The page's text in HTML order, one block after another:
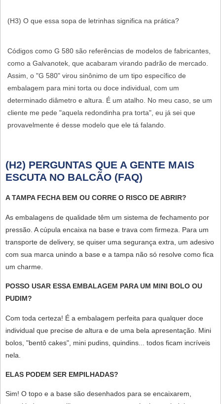
(H3) O que essa sopa de letrinhas significa na prática?
Códigos como G 580 são referências de modelos de fabricantes,
como a Galvanotek, que acabaram virando padrão de mercado.
Assim, o "G 580" virou sinônimo de um tipo específico de
embalagem para mini torta ou doce individual, com um
determinado diâmetro e altura. É um atalho. No meu caso, se um
cliente me pede "aquela redondinha pra torta", eu já sei que
provavelmente é desse modelo que ele tá falando.
(H2) PERGUNTAS QUE A GENTE MAIS
ESCUTA NO BALCÃO (FAQ)
A TAMPA FECHA BEM OU CORRE O RISCO DE ABRIR?
As embalagens de qualidade têm um sistema de fechamento por
pressão. A cúpula encaixa na base e trava com firmeza. Para um
transporte de delivery, se quiser uma segurança extra, um adesivo
com sua marca unindo a base e a tampa não só resolve como fica
um charme.
POSSO USAR ESSA EMBALAGEM PARA UM MINI BOLO OU
PUDIM?
Com toda certeza! É a embalagem perfeita para qualquer doce
individual que precise de altura e de uma bela apresentação. Mini
bolos, "bentô cakes", mini pudins, quindins... todos ficam incríveis
nela.
ELAS PODEM SER EMPILHADAS?
Sim! O topo e a base são desenhados para se encaixarem,